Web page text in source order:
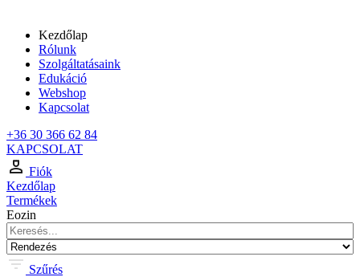
Kezdőlap
Rólunk
Szolgáltatásaink
Edukáció
Webshop
Kapcsolat
+36 30 366 62 84
KAPCSOLAT
Fiók
Kezdőlap
Termékek
Eozin
Szűrés